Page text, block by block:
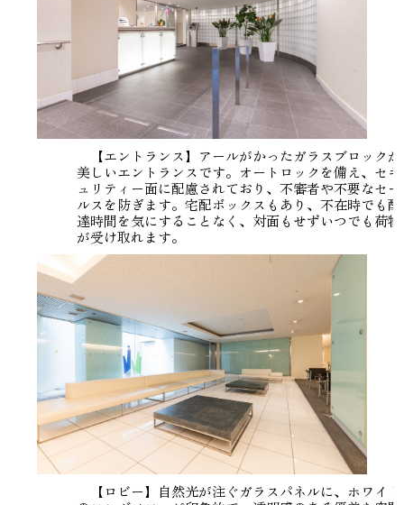
【エントランス】アールがかったガラスブロックが
美しいエントランスです。オートロックを備え、セキ
ュリティー面に配慮されており、不審者や不要なセー
ルスを防ぎます。宅配ボックスもあり、不在時でも配
達時間を気にすることなく、対面もせずいつでも荷物
が受け取れます。
【ロビー】自然光が注ぐガラスパネルに、ホワイト